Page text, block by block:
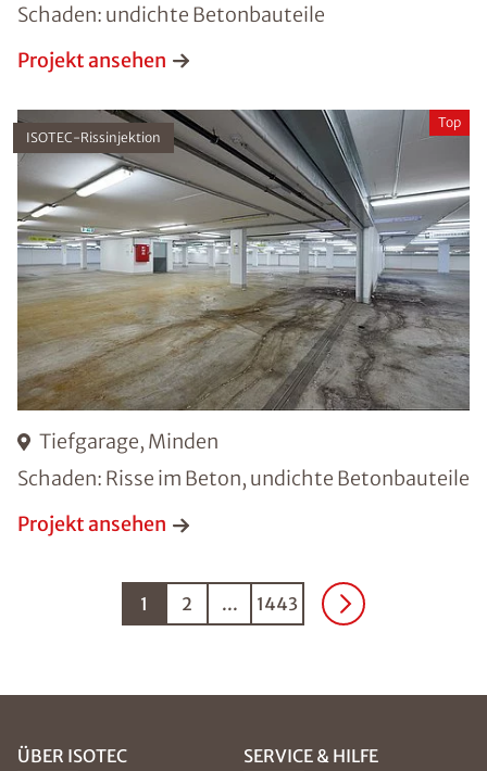
Schaden: undichte Betonbauteile
Projekt ansehen
Tiefgarage, Minden
Schaden: Risse im Beton, undichte Betonbauteile
ISOTEC-Rissinjektion
Top
Projekt ansehen
1 2 ... 1443
ÜBER ISOTEC SERVICE & HILFE